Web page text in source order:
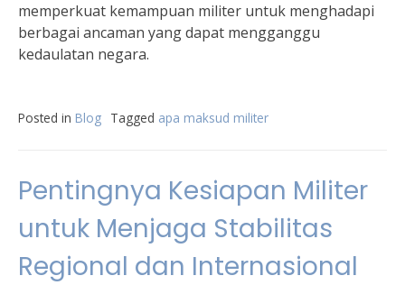
memperkuat kemampuan militer untuk menghadapi
berbagai ancaman yang dapat mengganggu
kedaulatan negara.
Posted in Blog Tagged apa maksud militer
Pentingnya Kesiapan Militer
untuk Menjaga Stabilitas
Regional dan Internasional